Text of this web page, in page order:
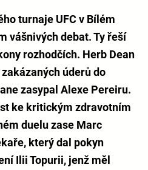
turnaje UFC v Bílém
vášnivých debat. Ty řeší
rozhodčích. Herb Dean
úderů do
zasypal Alexe Pereiru.
ke kritickým zdravotním
duelu zase Marc
který dal pokyn
Ilii Topurii, jenž měl